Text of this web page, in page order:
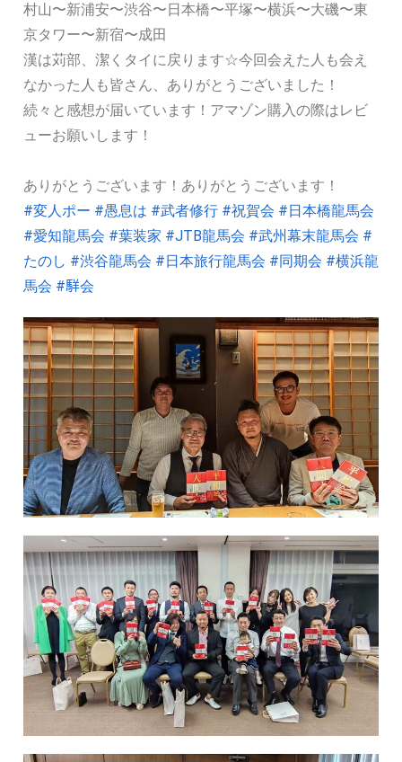
村山〜新浦安〜渋谷〜日本橋〜平塚〜横浜〜大磯〜東
京タワー〜新宿〜成田
漢は苅部、潔くタイに戻ります☆今回会えた人も会え
なかった人も皆さん、ありがとうございました！
続々と感想が届いています！アマゾン購入の際はレビ
ューお願いします！
ありがとうございます！ありがとうございます！
#変人ポー #愚息は #武者修行 #祝賀会 #日本橋龍馬会
#愛知龍馬会 #葉装家 #JTB龍馬会 #武州幕末龍馬会 #
たのし #渋谷龍馬会 #日本旅行龍馬会 #同期会 #横浜龍
馬会 #𩣆会